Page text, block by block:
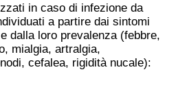
in caso di infezione da
a partire dai sintomi
dalla loro prevalenza (febbre,
mialgia, artralgia,
cefalea, rigidità nucale):